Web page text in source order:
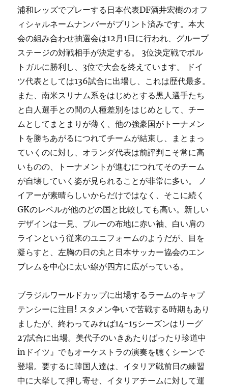
浦和レッズでプレーする日本代表DF酒井宏樹のオフ
ィシャルネームナンバーがプリント済みです。本大
会の組み合わせ抽選会は12月1日に行われ、グループ
ステージの対戦相手が決定する。 3位決定戦でポル
トガルに勝利し、3位で大会を終えています。 ドイ
ツ代表としては136試合に出場し、これは歴代最多。
また、南米スリナム系をはじめとする黒人選手たち
と白人選手との間の人種差別をはじめとして、チー
ムとしてまとまりが薄く、他の強豪国がトーナメン
トを勝ちあがるにつれてチームが結束し、まとまっ
ていくのに対し、オランダ代表は前評判こそ常に高
いものの、トーナメントが進むにつれてそのチーム
が自壊していく姿が見られることが非常に多い。 ノ
イアーが素晴らしいからだけではなく、そこに続く
GKのレベルが他のどの国と比較しても高い。新しい
デザインは一見、ブルーの布地に赤い袖、白い肩の
ラインという従来のユニフォームのようだが、目を
凝らすと、左胸の日の丸と日本サッカー協会のエン
ブレムを中心に太い線が四方に広がっている。
ブラジルワールドカップに出場するラームのキャプ
テンシーに注目! スタメン争いで苦戦する時期もあり
ましたが、終わってみれば14-15シーズンはリーグ
27試合に出場。美代子のいきあたりばったり珍道中
inドイツ』でもオーケストラの演奏を聴くシーンで
登場。要するに韓国人達は、イタリア戦前日の練習
中に大挙して押し寄せ、イタリアチームに対して運